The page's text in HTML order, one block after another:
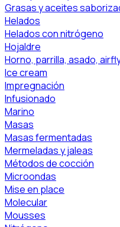
Grasas y aceites
Helados
Helados con nitrógeno
Hojaldre
Horno, parrilla, asado,
Ice cream
Impregnación
Infusionado
Marino
Masas
Masas fermentadas
Mermeladas y jaleas
Métodos de cocción
Microondas
Mise en place
Molecular
Mousses